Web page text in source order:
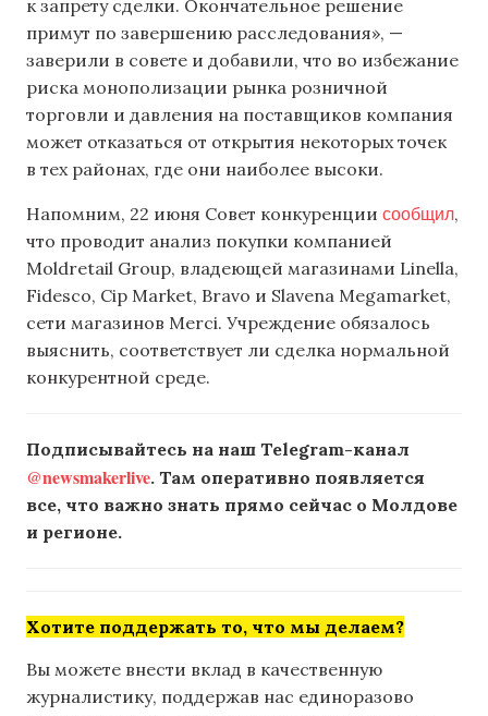
к запрету сделки. Окончательное решение
примут по завершению расследования», —
заверили в совете и добавили, что во избежание
риска монополизации рынка розничной
торговли и давления на поставщиков компания
может отказаться от открытия некоторых точек
в тех районах, где они наиболее высоки.
Напомним, 22 июня Совет конкуренции сообщил,
что проводит анализ покупки компанией
Moldretail Group, владеющей магазинами Linella,
Fidesco, Cip Market, Bravo и Slavena Megamarket,
сети магазинов Merci. Учреждение обязалось
выяснить, соответствует ли сделка нормальной
конкурентной среде.
Подписывайтесь на наш Telegram-канал
@newsmakerlive. Там оперативно появляется
все, что важно знать прямо сейчас о Молдове
и регионе.
Хотите поддержать то, что мы делаем?
Вы можете внести вклад в качественную
журналистику, поддержав нас единоразово